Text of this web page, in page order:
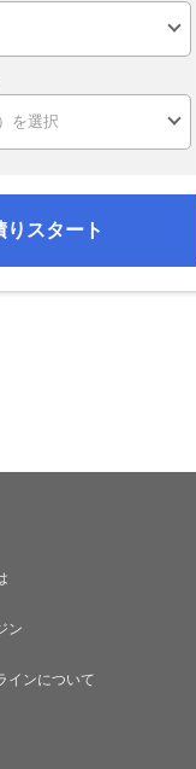
りスタート
ン
インについて